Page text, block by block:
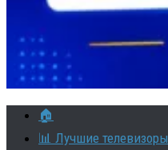
🏠
📊 Лучшие телевизоры